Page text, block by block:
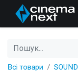
Всі товари
SOUND